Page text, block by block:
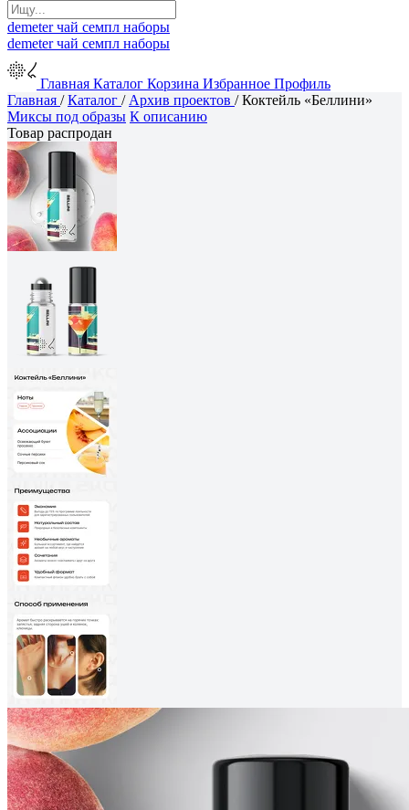
demeterчай семпл наборы
demeterчай семпл наборы
Главная Каталог Корзина Избранное Профиль
Главная /Каталог / Архив проектов /Коктейль «Беллини»
Миксы под образы К описанию
Товар распродан